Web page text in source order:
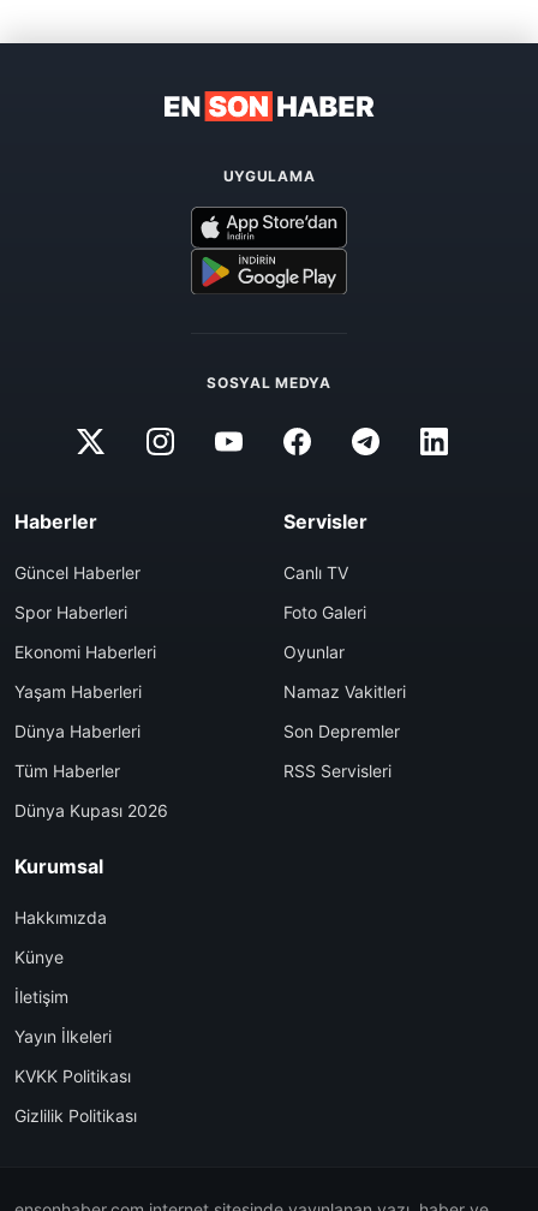
UYGULAMA
SOSYAL MEDYA
Haberler
Güncel Haberler
Spor Haberleri
Ekonomi Haberleri
Yaşam Haberleri
Dünya Haberleri
Tüm Haberler
Dünya Kupası 2026
Servisler
Canlı TV
Foto Galeri
Oyunlar
Namaz Vakitleri
Son Depremler
RSS Servisleri
Kurumsal
Hakkımızda
Künye
İletişim
Yayın İlkeleri
KVKK Politikası
Gizlilik Politikası